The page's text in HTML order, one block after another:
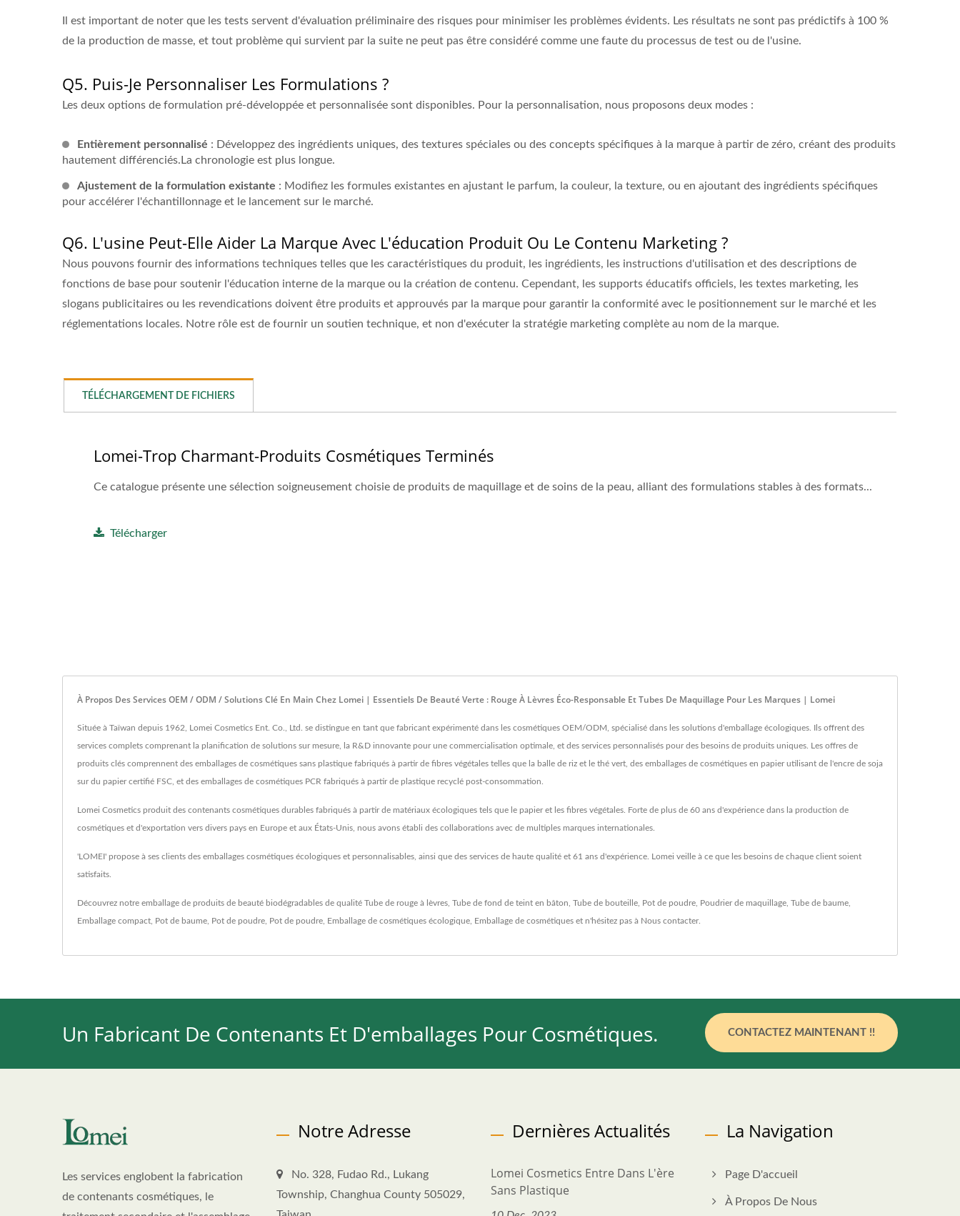
Il est important de noter que les tests servent d'évaluation préliminaire des risques pour minimiser les problèmes évidents. Les résultats ne sont pas prédictifs à 100 %
de la production de masse, et tout problème qui survient par la suite ne peut pas être considéré comme une faute du processus de test ou de l'usine.
Q5. Puis-Je Personnaliser Les Formulations ?
Les deux options de formulation pré-développée et personnalisée sont disponibles. Pour la personnalisation, nous proposons deux modes :
Entièrement personnalisé : Développez des ingrédients uniques, des textures spéciales ou des concepts spécifiques à la marque à partir de zéro, créant des produits
hautement différenciés.La chronologie est plus longue.
Ajustement de la formulation existante : Modifiez les formules existantes en ajustant le parfum, la couleur, la texture, ou en ajoutant des ingrédients spécifiques
pour accélérer l'échantillonnage et le lancement sur le marché.
Q6. L'usine Peut-Elle Aider La Marque Avec L'éducation Produit Ou Le Contenu Marketing ?
Nous pouvons fournir des informations techniques telles que les caractéristiques du produit, les ingrédients, les instructions d'utilisation et des descriptions de
fonctions de base pour soutenir l'éducation interne de la marque ou la création de contenu. Cependant, les supports éducatifs officiels, les textes marketing, les
slogans publicitaires ou les revendications doivent être produits et approuvés par la marque pour garantir la conformité avec le positionnement sur le marché et les
réglementations locales. Notre rôle est de fournir un soutien technique, et non d'exécuter la stratégie marketing complète au nom de la marque.
TÉLÉCHARGEMENT DE FICHIERS
Lomei-Trop Charmant-Produits Cosmétiques Terminés
Ce catalogue présente une sélection soigneusement choisie de produits de maquillage et de soins de la peau, alliant des formulations stables à des formats...
Télécharger
À Propos Des Services OEM / ODM / Solutions Clé En Main Chez Lomei | Essentiels De Beauté Verte : Rouge À Lèvres Éco-Responsable Et Tubes De Maquillage Pour Les Marques | Lomei
Située à Taïwan depuis 1962, Lomei Cosmetics Ent. Co., Ltd. se distingue en tant que fabricant expérimenté dans les cosmétiques OEM/ODM, spécialisé dans les solutions d'emballage écologiques. Ils offrent des
services complets comprenant la planification de solutions sur mesure, la R&D innovante pour une commercialisation optimale, et des services personnalisés pour des besoins de produits uniques. Les offres de
produits clés comprennent des emballages de cosmétiques sans plastique fabriqués à partir de fibres végétales telles que la balle de riz et le thé vert, des emballages de cosmétiques en papier utilisant de l'encre de soja
sur du papier certifié FSC, et des emballages de cosmétiques PCR fabriqués à partir de plastique recyclé post-consommation.
Lomei Cosmetics produit des contenants cosmétiques durables fabriqués à partir de matériaux écologiques tels que le papier et les fibres végétales. Forte de plus de 60 ans d'expérience dans la production de
cosmétiques et d'exportation vers divers pays en Europe et aux États-Unis, nous avons établi des collaborations avec de multiples marques internationales.
'LOMEI' propose à ses clients des emballages cosmétiques écologiques et personnalisables, ainsi que des services de haute qualité et 61 ans d'expérience. Lomei veille à ce que les besoins de chaque client soient
satisfaits.
Découvrez notre emballage de produits de beauté biodégradables de qualité Tube de rouge à lèvres Tube de fond de teint en bâton Tube de bouteille Pot de poudre Poudrier de maquillage Tube de baume
Emballage compact Pot de baume Pot de poudre Pot de poudre Emballage de cosmétiques écologique Emballage de cosmétiques et n'hésitez pas à Nous contacter.
Un Fabricant De Contenants Et D'emballages Pour Cosmétiques. CONTACTEZ MAINTENANT !!
Les services englobent la fabrication
de contenants cosmétiques, le
Notre Adresse
No. 328, Fudao Rd., Lukang
Township, Changhua County 505029,
Dernières Actualités
Lomei Cosmetics Entre Dans L'ère
Sans Plastique
La Navigation
Page D'accueil
À Propos De Nous